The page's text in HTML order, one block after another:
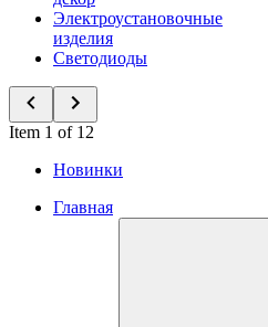
Электроустановочные
изделия
Светодиоды
Item 1 of 12
Новинки
Главная